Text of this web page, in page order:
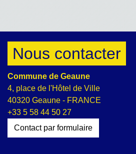
Nous contacter
Commune de Geaune
4, place de l'Hôtel de Ville
40320 Geaune - FRANCE
+33 5 58 44 50 27
Contact par formulaire